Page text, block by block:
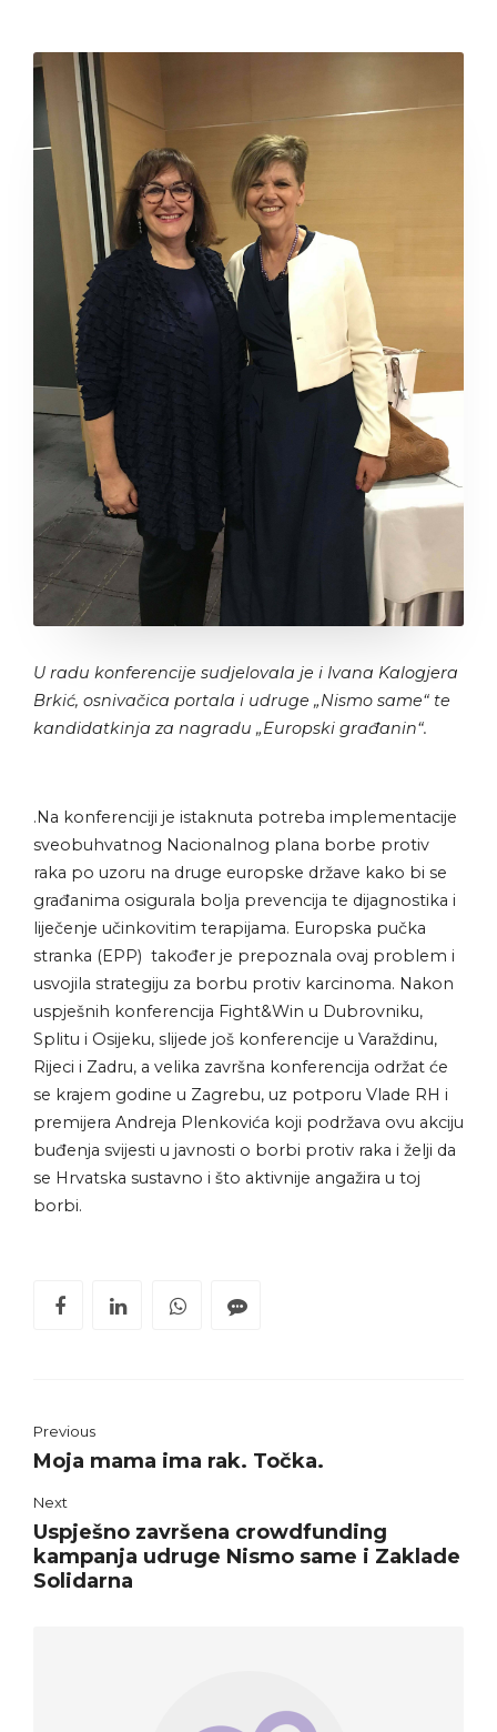
U radu konferencije sudjelovala je i Ivana Kalogjera
Brkić, osnivačica portala i udruge „Nismo same“ te
kandidatkinja za nagradu „Europski građanin“.
.Na konferenciji je istaknuta potreba implementacije
sveobuhvatnog Nacionalnog plana borbe protiv
raka po uzoru na druge europske države kako bi se
građanima osigurala bolja prevencija te dijagnostika i
liječenje učinkovitim terapijama. Europska pučka
stranka (EPP) također je prepoznala ovaj problem i
usvojila strategiju za borbu protiv karcinoma. Nakon
uspješnih konferencija Fight&Win u Dubrovniku,
Splitu i Osijeku, slijede još konferencije u Varaždinu,
Rijeci i Zadru, a velika završna konferencija održat će
se krajem godine u Zagrebu, uz potporu Vlade RH i
premijera Andreja Plenkovića koji podržava ovu akciju
buđenja svijesti u javnosti o borbi protiv raka i želji da
se Hrvatska sustavno i što aktivnije angažira u toj
borbi.
Previous
Moja mama ima rak. Točka.
Next
Uspješno završena crowdfunding
kampanja udruge Nismo same i Zaklade
Solidarna